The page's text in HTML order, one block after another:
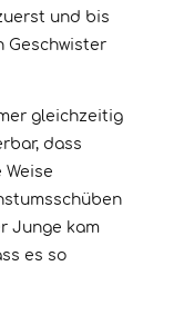
und bis
Geschwister
gleichzeitig
dass
Junge kam
es so